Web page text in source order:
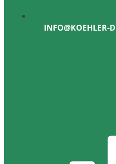
INFO@KOEHLER-